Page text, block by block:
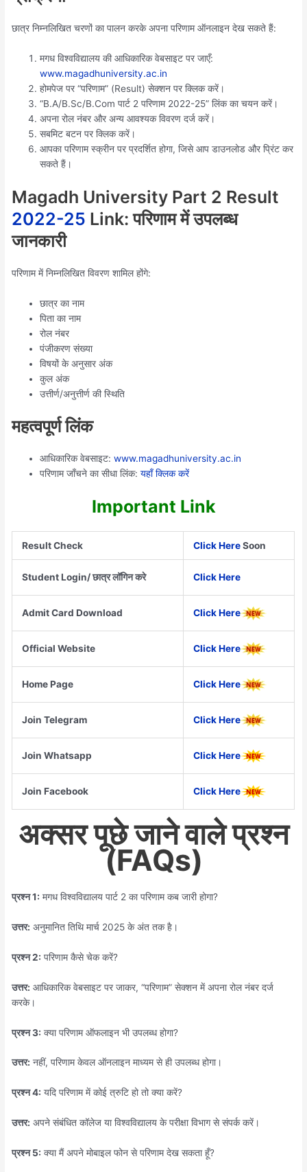
छात्र निम्नलिखित चरणों का पालन करके अपना परिणाम ऑनलाइन देख सकते हैं:
मगध विश्वविद्यालय की आधिकारिक वेबसाइट पर जाएँ:
www.magadhuniversity.ac.in
होमपेज पर “परिणाम” (Result) सेक्शन पर क्लिक करें।
“B.A/B.Sc/B.Com पार्ट 2 परिणाम 2022-25” लिंक का चयन करें।
अपना रोल नंबर और अन्य आवश्यक विवरण दर्ज करें।
सबमिट बटन पर क्लिक करें।
आपका परिणाम स्क्रीन पर प्रदर्शित होगा, जिसे आप डाउनलोड और प्रिंट कर
सकते हैं।
Magadh University Part 2 Result
2022-25 Link: परिणाम में उपलब्ध
जानकारी
परिणाम में निम्नलिखित विवरण शामिल होंगे:
छात्र का नाम
पिता का नाम
रोल नंबर
पंजीकरण संख्या
विषयों के अनुसार अंक
कुल अंक
उत्तीर्ण/अनुत्तीर्ण की स्थिति
महत्वपूर्ण लिंक
आधिकारिक वेबसाइट:www.magadhuniversity.ac.in
परिणाम जाँचने का सीधा लिंक:यहाँ क्लिक करें
Important Link
Result Check Click HereSoon
Student Login/ छात्र लॉगिन करे Click Here
Admit Card Download Click Here
Official Website Click Here
Home Page Click Here
Join Telegram Click Here
Join Whatsapp Click Here
Join Facebook Click Here
अक्सर पूछे जाने वाले प्रश्न
(FAQs)
प्रश्न 1: मगध विश्वविद्यालय पार्ट 2 का परिणाम कब जारी होगा?
उत्तर: अनुमानित तिथि मार्च 2025 के अंत तक है।
प्रश्न 2: परिणाम कैसे चेक करें?
उत्तर: आधिकारिक वेबसाइट पर जाकर, “परिणाम” सेक्शन में अपना रोल नंबर दर्ज
करके।
प्रश्न 3: क्या परिणाम ऑफलाइन भी उपलब्ध होगा?
उत्तर: नहीं, परिणाम केवल ऑनलाइन माध्यम से ही उपलब्ध होगा।
प्रश्न 4: यदि परिणाम में कोई त्रुटि हो तो क्या करें?
उत्तर: अपने संबंधित कॉलेज या विश्वविद्यालय के परीक्षा विभाग से संपर्क करें।
प्रश्न 5: क्या मैं अपने मोबाइल फोन से परिणाम देख सकता हूँ?